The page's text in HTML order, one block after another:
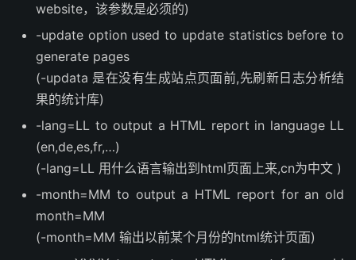
website，该参数是必须的)
-update option used to update statistics before to
generate pages
(-updata 是在没有生成站点页面前,先刷新日志分析结
果的统计库)
-lang=LL to output a HTML report in language LL
(en,de,es,fr,…)
(-lang=LL 用什么语言输出到html页面上来,cn为中文 )
-month=MM to output a HTML report for an old
month=MM
(-month=MM 输出以前某个月份的html统计页面)